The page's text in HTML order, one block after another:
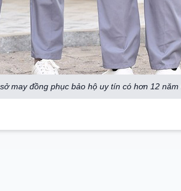
may đồng phục bảo hộ uy tín có hơn 12 năm